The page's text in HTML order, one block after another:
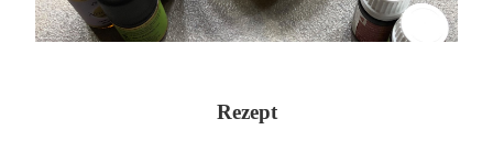
Rezept